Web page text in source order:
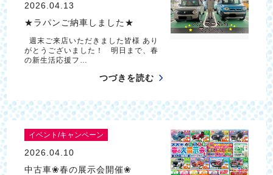
2026.04.13
★ラパンご納車しました★
週末ご来店いただきました皆様 あり
がとうございました！ 明日まで、春
の新生活応援フ…
つづきを読む
イベント/キャンペーン
2026.04.10
中古車❀春の展示会開催❀